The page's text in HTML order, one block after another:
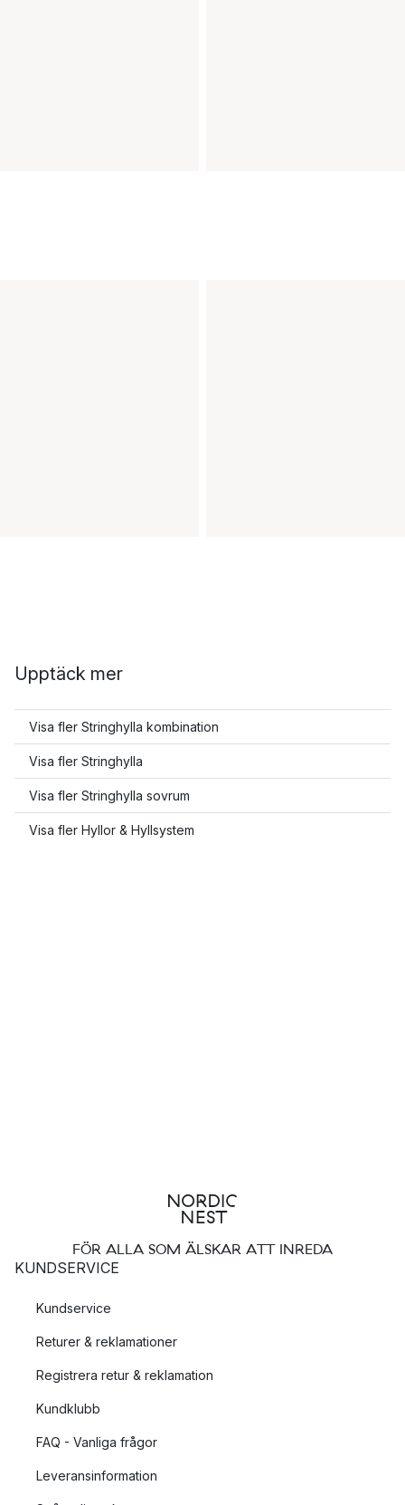
Upptäck mer
Visa fler Stringhylla kombination
Visa fler Stringhylla
Visa fler Stringhylla sovrum
Visa fler Hyllor & Hyllsystem
FÖR ALLA SOM ÄLSKAR ATT INREDA
KUNDSERVICE
Kundservice
Returer & reklamationer
Registrera retur & reklamation
Kundklubb
FAQ - Vanliga frågor
Leveransinformation